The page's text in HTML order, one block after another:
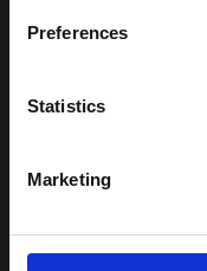
Preferences
Statistics
Marketing
LA NOSTRA
Una comunità di
avuto modo di viaggiare
paesaggi e la sua gente
Attraverso i nostri